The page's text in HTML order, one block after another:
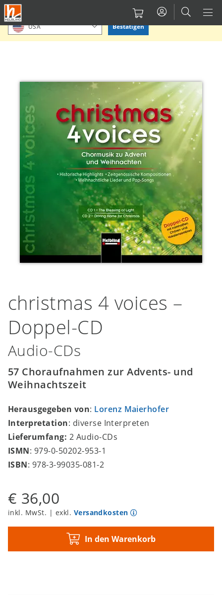
Direkt
zum
Inhalt
Bitte Standort bestätigen oder einen anderen auswählen.
USA Bestätigen
christmas 4 voices –
Doppel-CD
Audio-CDs
57 Choraufnahmen zur Advents- und
Weihnachtszeit
Herausgegeben von: Lorenz Maierhofer
Interpretation: diverse Interpreten
Lieferumfang: 2 Audio-CDs
ISMN: 979-0-50202-953-1
ISBN: 978-3-99035-081-2
€ 36,00
inkl. MwSt. | exkl. Versandkosten
In den Warenkorb